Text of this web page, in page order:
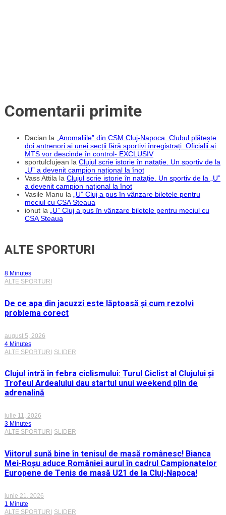
Comentarii primite
Dacian la „Anomaliile” din CSM Cluj-Napoca. Clubul plătește
doi antrenori ai unei secții fără sportivi înregistrați. Oficialii ai
MTS vor descinde în control- EXCLUSIV
sportulclujean la Clujul scrie istorie în natație. Un sportiv de la
„U” a devenit campion național la înot
Vass Attila la Clujul scrie istorie în natație. Un sportiv de la „U”
a devenit campion național la înot
Vasile Manu la „U” Cluj a pus în vânzare biletele pentru
meciul cu CSA Steaua
ionut la „U” Cluj a pus în vânzare biletele pentru meciul cu
CSA Steaua
ALTE SPORTURI
8 Minutes
ALTE SPORTURI
De ce apa din jacuzzi este lăptoasă și cum rezolvi
problema corect
august 5, 2026
4 Minutes
ALTE SPORTURI SLIDER
Clujul intră în febra ciclismului: Turul Ciclist al Clujului și
Trofeul Ardealului dau startul unui weekend plin de
adrenalină
iulie 11, 2026
3 Minutes
ALTE SPORTURI
SLIDER
Viitorul sună bine în tenisul de masă românesc! Bianca
Mei-Roșu aduce României aurul în cadrul Campionatelor
Europene de Tenis de masă U21 de la Cluj-Napoca!
iunie 21, 2026
1 Minute
ALTE SPORTURI SLIDER